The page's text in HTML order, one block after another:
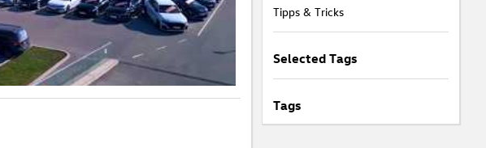
Tipps & Tricks
Selected Tags
Tags